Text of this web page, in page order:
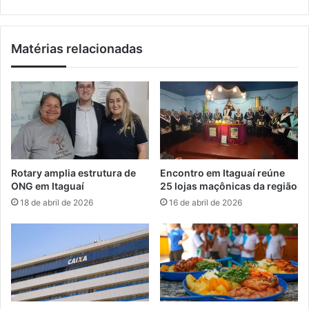
r
t
i
u
i
r
s
u
n
d
e
p
a
p
o
v
s
t
i
a
m
Matérias relacionadas
Rotary amplia estrutura de
ONG em Itaguaí
18 de abril de 2026
Encontro em Itaguaí reúne
25 lojas maçônicas da região
16 de abril de 2026